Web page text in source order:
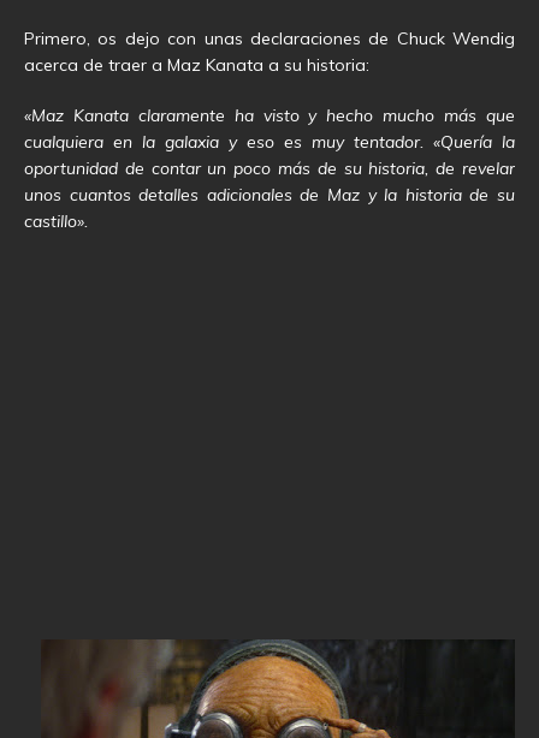
Primero, os dejo con unas declaraciones de Chuck Wendig
acerca de traer a Maz Kanata a su historia:
«Maz Kanata claramente ha visto y hecho mucho más que
cualquiera en la galaxia y eso es muy tentador. «Quería la
oportunidad de contar un poco más de su historia, de revelar
unos cuantos detalles adicionales de Maz y la historia de su
castillo».